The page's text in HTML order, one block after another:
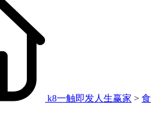
k8一触即发人生赢家 > 食